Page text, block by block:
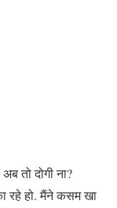
तो दोगी ना?
रहे हो. मैंने कसम खा